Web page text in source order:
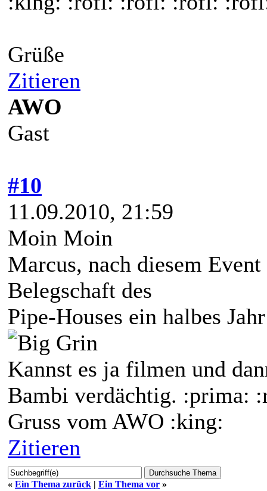
Grüße
Zitieren
AWO
Gast
#10
11.09.2010, 21:59
Moin Moin
Marcus, nach diesem
Belegschaft des
Pipe-Houses ein halbes
Kannst es ja filmen und
Bambi verdächtig. :prima:
Gruss vom AWO :king:
Zitieren
« Ein Thema zurück | Ein Thema vor »